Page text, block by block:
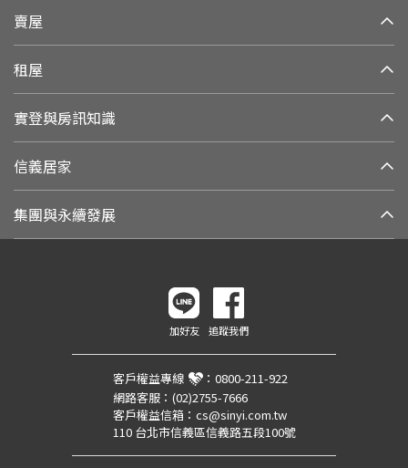
賣屋
租屋
實登與房訊知識
信義居家
集團與永續發展
加好友 追蹤我們
客戶權益專線 ： 0800-211-922
網路客服： (02)2755-7666
客戶權益信箱： cs@sinyi.com.tw
110 台北市信義區信義路五段100號